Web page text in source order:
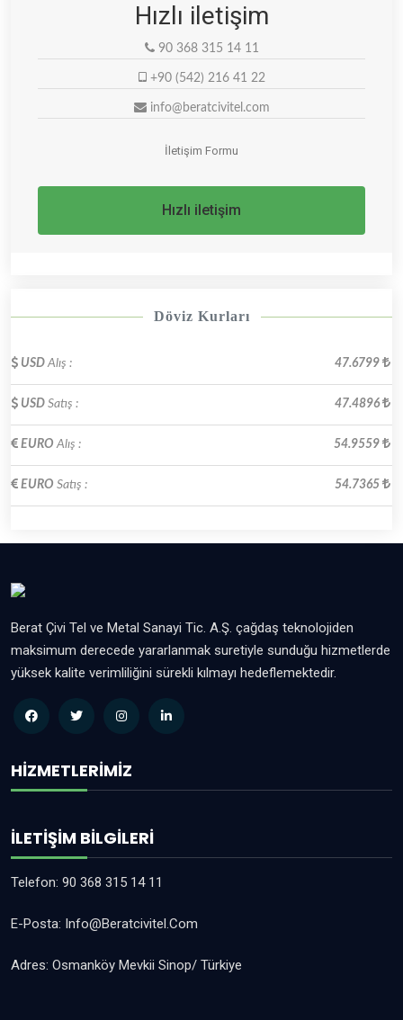
Hızlı iletişim
90 368 315 14 11
+90 (542) 216 41 22
info@beratcivitel.com
İletişim Formu
Hızlı iletişim
Döviz Kurları
USDAlış : 47.6799
USD Satış : 47.4896
EUROAlış : 54.9559
EURO Satış : 54.7365
Berat Çivi Tel ve Metal Sanayi Tic. A.Ş. çağdaş teknolojiden
maksimum derecede yararlanmak suretiyle sunduğu hizmetlerde
yüksek kalite verimliliğini sürekli kılmayı hedeflemektedir.
HIZMETLERIMIZ
İLETIŞIM BILGILERI
Telefon: 90 368 315 14 11
E-Posta: Info@beratcivitel.com
Adres: Osmanköy Mevkii Sinop/ Türkiye